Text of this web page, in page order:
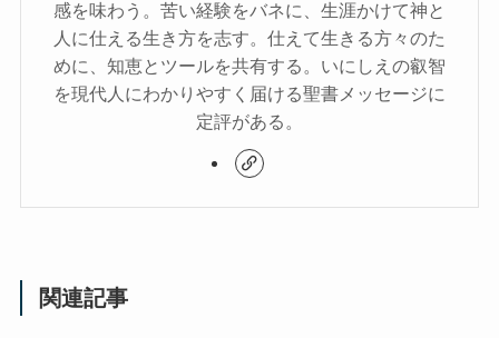
感を味わう。苦い経験をバネに、生涯かけて神と
人に仕える生き方を志す。仕えて生きる方々のた
めに、知恵とツールを共有する。いにしえの叡智
を現代人にわかりやすく届ける聖書メッセージに
定評がある。
関連記事